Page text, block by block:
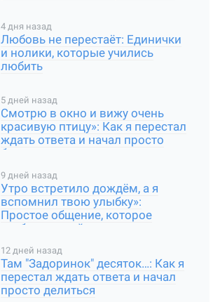
4 дня назад
Любовь не перестаёт: Единички
и нолики, которые учились
любить
5 дней назад
Смотрю в окно и вижу очень
красивую птицу»: Как я перестал
ждать ответа и начал просто
быть
9 дней назад
Утро встретило дождём, а я
вспомнил твою улыбку»:
Простое общение, которое
требует чуткой души
12 дней назад
Там "Задоринок" десяток…: Как я
перестал ждать ответа и начал
просто делиться